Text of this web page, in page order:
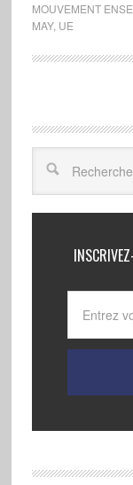
MOUVEMENT
MAY, UE